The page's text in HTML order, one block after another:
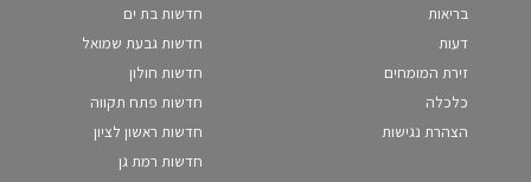
בריאות
דעות
זירת המומחים
כלכלה
הצהרת נגישות
חדשות בת ים
חדשות גבעת שמואל
חדשות חולון
חדשות פתח תקווה
חדשות ראשון לציון
חדשות רמת גן